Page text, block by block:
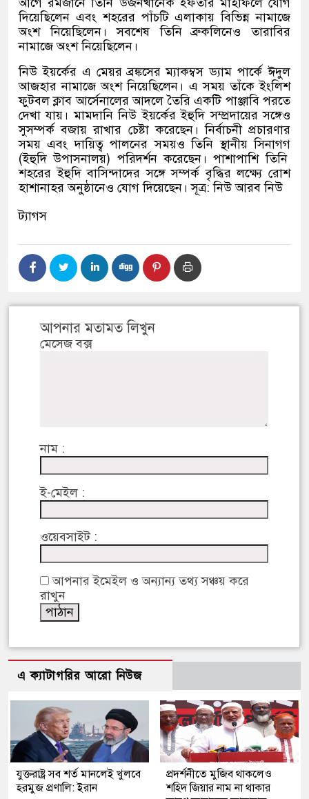
দিয়েছিলেন এবং শহরের পাঁচটি এলাকায় বিভিন্ন নামাজে
অংশ নিয়েছিলেন। সবশেষ তিনি ব্রুকলিনেও তারাবির
নামাজে অংশ নিয়েছিলেন।
নিউ ইয়র্কের এ মেয়র ব্রঙ্কসের ম্যাকম্বস ড্যাম পার্কে ঈদুল
আজহার নামাজে অংশ নিয়েছিলেন। এ সময় তাঁকে ইংলিশ
ফুটবল ক্লাব আর্সেনালের আদলে তৈরি একটি পাঞ্জাবি পরতে
দেখা যায়। মামদানি নিউ ইয়র্কের ইহুদি সম্প্রদায়ের সঙ্গেও
সুসম্পর্ক বজায় রাখার চেষ্টা করেছেন। নির্বাচনী প্রচারণার
সময় এবং দায়িত্ব পালনের সময়ও তিনি স্থানীয় সিনাগগ
(ইহুদি উপাসনালয়) পরিদর্শন করেছেন। পাশাপাশি তিনি
শহরের ইহুদি বাসিন্দাদের সঙ্গে সম্পর্ক বৃদ্ধির লক্ষ্যে রোশ
হাশানাহর অনুষ্ঠানেও যোগ দিয়েছেন। সূত্র:নিউ আরব নিউ
ট্যাগস
আপনার মতামত লিখুন
মেসেজ বক্স
নাম :
ই-মেইল :
ওয়েবসাইট :
আপনার ইমেইল ও অন্যান্য তথ্য সঞ্চয় করে
রাখুন
এ ক্যাটাগরির আরো নিউজ
যুক্তরাষ্ট্র সব শর্ত মানলেই খুলবে
হরমুজ প্রণালি: ইরান
প্রদর্শনীতে মুজিব থাকলেও
শহিদ জিয়ার নাম না থাকার